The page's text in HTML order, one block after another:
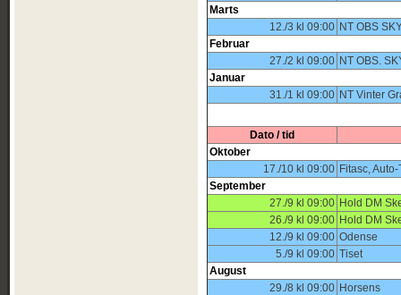
Marts
12./3 kl 09:00 NT OBS
Februar
27./2 kl 09:00 NT OBS.
Januar
31./1 kl 09:00 NT Vinter
Dato / tid
Oktober
17./10 kl 09:00 Fitasc,
September
27./9 kl 09:00 Hold DM
26./9 kl 09:00 Hold DM
12./9 kl 09:00 Odense
5./9 kl 09:00 Tiset
August
29./8 kl 09:00 Horsens